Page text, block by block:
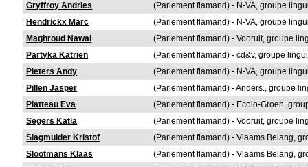
Gryffroy Andries
(Parlement flamand) - N-VA, groupe
Hendrickx Marc
(Parlement flamand) - N-VA, groupe
Maghroud Nawal
(Parlement flamand) - Vooruit, groupe
Partyka Katrien
(Parlement flamand) - cd&v, groupe
Pieters Andy
(Parlement flamand) - N-VA, groupe
Pillen Jasper
(Parlement flamand) - Anders., groupe
Platteau Eva
(Parlement flamand) - Ecolo-Groen,
Segers Katia
(Parlement flamand) - Vooruit, groupe
Slagmulder Kristof
(Parlement flamand) - Vlaams Belang,
Slootmans Klaas
(Parlement flamand) - Vlaams Belang,